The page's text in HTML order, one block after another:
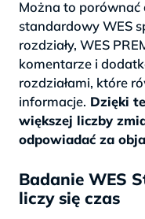
Można to porównać
standardowy WES
rozdziały, WES
komentarze i
rozdziałami, które
informacje. Dzięki
większej liczby
odpowiadać za
Badanie WES
liczy się czas